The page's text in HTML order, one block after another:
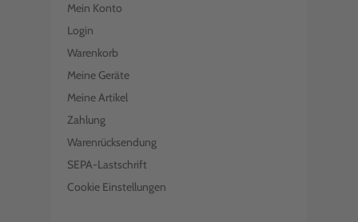
Mein Konto
Login
Warenkorb
Meine Geräte
Meine Artikel
Zahlung
Warenrücksendung
SEPA-Lastschrift
Cookie Einstellungen